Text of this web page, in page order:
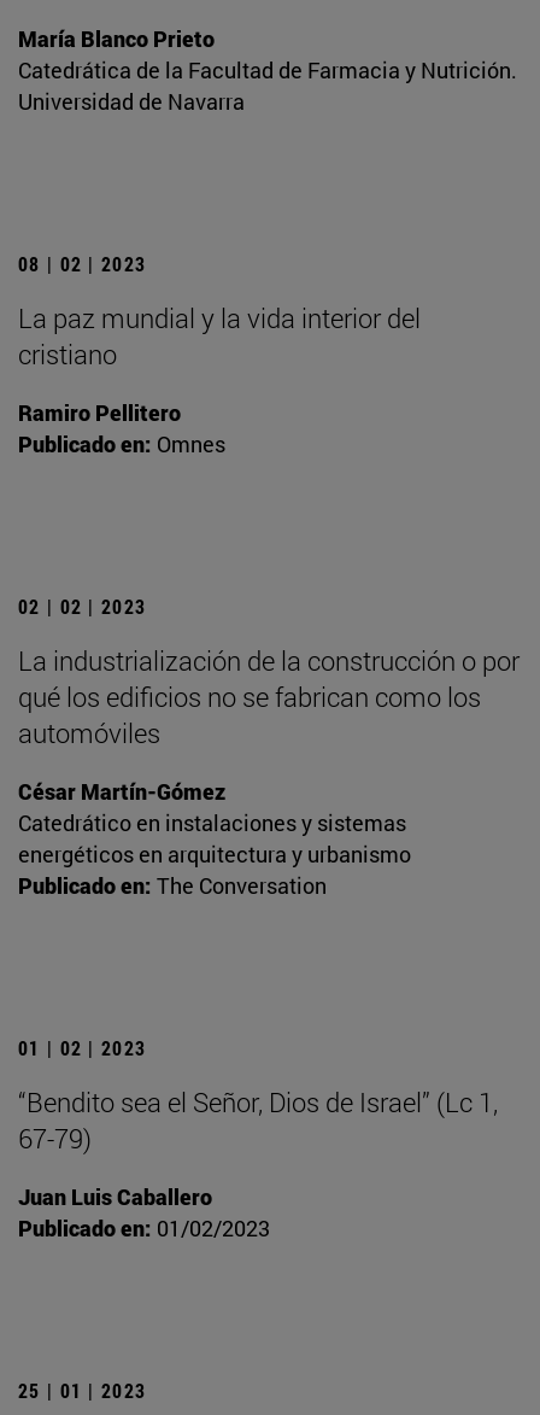
María Blanco Prieto
Catedrática de la Facultad de Farmacia y Nutrición.
Universidad de Navarra
08 | 02 | 2023
La paz mundial y la vida interior del
cristiano
Ramiro Pellitero
Publicado en: Omnes
02 | 02 | 2023
La industrialización de la construcción o por
qué los edificios no se fabrican como los
automóviles
César Martín-Gómez
Catedrático en instalaciones y sistemas
energéticos en arquitectura y urbanismo
Publicado en: The Conversation
01 | 02 | 2023
“Bendito sea el Señor, Dios de Israel” (Lc 1,
67-79)
Juan Luis Caballero
Publicado en: 01/02/2023
25 | 01 | 2023